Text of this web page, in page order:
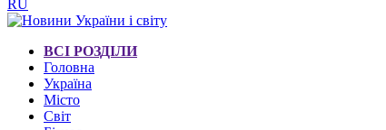
RU
ВСІ РОЗДІЛИ
Головна
Україна
Місто
Світ